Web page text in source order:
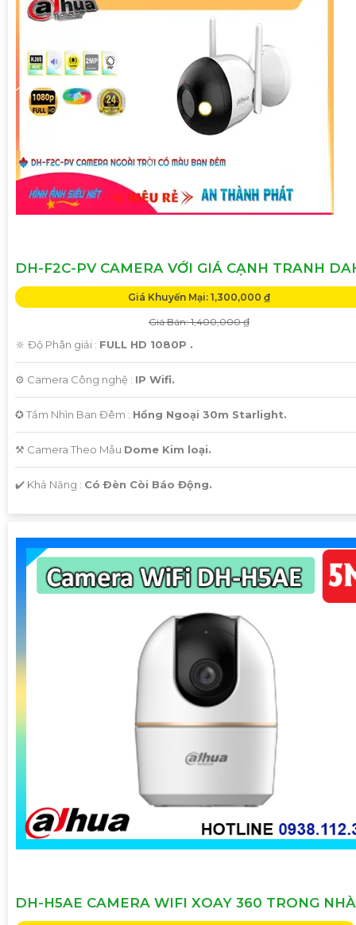
DH-F2C-PV CAMERA VỚI GIÁ CẠNH TRANH
Giá Khuyến Mại: 1,300,000 ₫
Giá Bán: 1,400,000 ₫
🔆 Độ Phân giải : FULL HD 1080P .
⚙ Camera Công nghệ : IP Wifi.
✪ Tầm Nhìn Ban Đêm : Hồng Ngoại 30m Starlight.
⚒ Camera Theo Mẫu Dome Kim loại.
️✔️ Khả Năng : Có Ðèn Còi Báo Động.
DH-H5AE CAMERA WIFI XOAY 360 TRONG NHÀ